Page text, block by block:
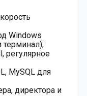
Windows
терминал);
регулярное
MySQL для
директора и